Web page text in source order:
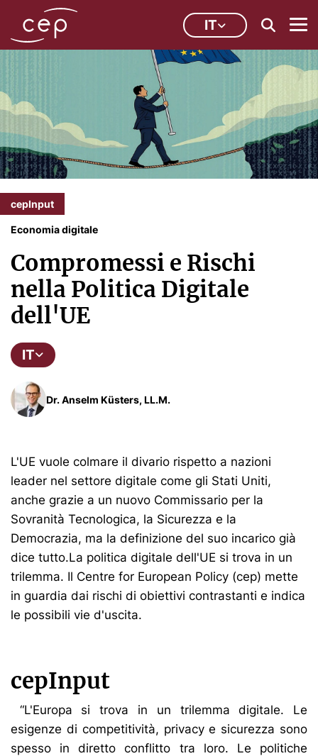
IT
cepInput
Economia digitale
Compromessi e Rischi
nella Politica Digitale
dell'UE
IT
Dr. Anselm Küsters, LL.M.
L'UE vuole colmare il divario rispetto a nazioni
leader nel settore digitale come gli Stati Uniti,
anche grazie a un nuovo Commissario per la
Sovranità Tecnologica, la Sicurezza e la
Democrazia, ma la definizione del suo incarico già
dice tutto.La politica digitale dell'UE si trova in un
trilemma. Il Centre for European Policy (cep) mette
in guardia dai rischi di obiettivi contrastanti e indica
le possibili vie d'uscita.
cepInput
“L'Europa si trova in un trilemma digitale. Le
esigenze di competitività, privacy e sicurezza sono
spesso in diretto conflitto tra loro. Le politiche